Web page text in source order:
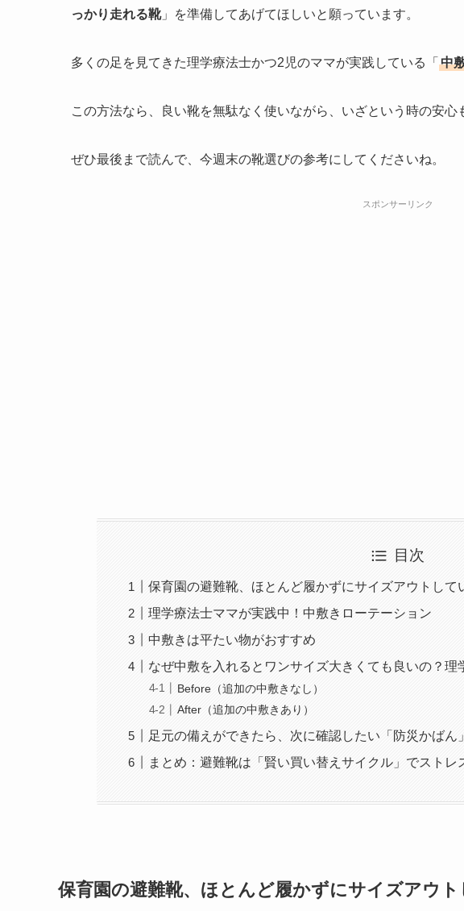
っかり走れる靴」を準備してあげてほしいと願っています。
多くの足を見てきた理学療法士かつ2児のママが実践している「 中
この方法なら、良い靴を無駄なく使いながら、いざという時の安心
ぜひ最後まで読んで、今週末の靴選びの参考にしてくださいね。
スポンサーリンク
目次
保育園の避難靴、ほとんど履かずにサイズアウトして
理学療法士ママが実践中！中敷きローテーション
中敷きは平たい物がおすすめ
なぜ中敷を入れるとワンサイズ大きくても良いの？理
Before（追加の中敷きなし）
After（追加の中敷きあり）
足元の備えができたら、次に確認したい「防災かばん」
まとめ：避難靴は「賢い買い替えサイクル」でストレ
保育園の避難靴、ほとんど履かずにサイズアウ